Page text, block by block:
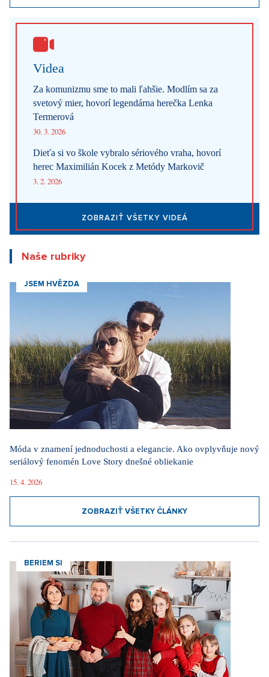
Videa
Za komunizmu sme to mali ľahšie. Modlím sa za
svetový mier, hovorí legendárna herečka Lenka
Termerová
30. 3. 2026
Dieťa si vo škole vybralo sériového vraha, hovorí
herec Maximilián Kocek z Metódy Markovič
3. 2. 2026
ZOBRAZIŤ VŠETKY VIDEÁ
Naše rubriky
JSEM HVĚZDA
Móda v znamení jednoduchosti a elegancie. Ako ovplyvňuje nový
seriálový fenomén Love Story dnešné obliekanie
15. 4. 2026
ZOBRAZIŤ VŠETKY ČLÁNKY
BERIEM SI